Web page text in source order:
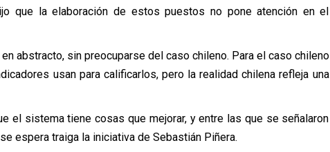
que la elaboración de estos puestos no pone atención en el
abstracto, sin preocuparse del caso chileno. Para el caso chileno
usan para calificarlos, pero la realidad chilena refleja una
el sistema tiene cosas que mejorar, y entre las que se señalaron
espera traiga la iniciativa de Sebastián Piñera.